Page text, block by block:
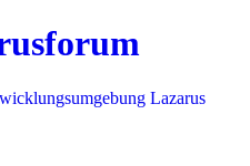
Lazarus